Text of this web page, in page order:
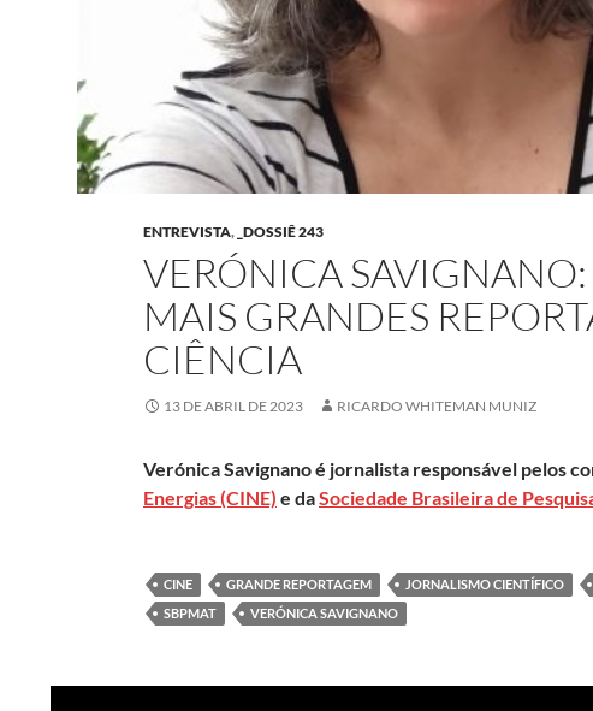
ENTREVISTA, _DOSSIÊ 243
VERÓNICA SAVIGNANO:
MAIS GRANDES
CIÊNCIA
13 DE ABRIL DE 2023 RICARDO WHITEMAN MUNIZ
Verónica Savignano é jornalista responsável pelos
Energias (CINE) e daSociedade Brasileira de
CINE GRANDE REPORTAGEM JORNALISMO CIENTÍFICO
SBPMAT
VERÓNICA SAVIGNANO